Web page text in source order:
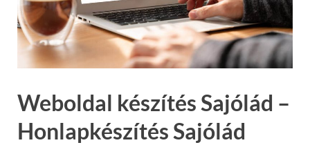
Weboldal készítés Sajólád –
Honlapkészítés Sajólád